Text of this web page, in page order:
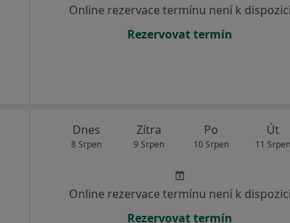
Online rezervace termínu není k dispozici
Rezervovat termín
Dnes
8 Srpen
Zítra
9 Srpen
Po
10 Srpen
Út
11 Srpen
Online rezervace termínu není k dispozici
Rezervovat termín